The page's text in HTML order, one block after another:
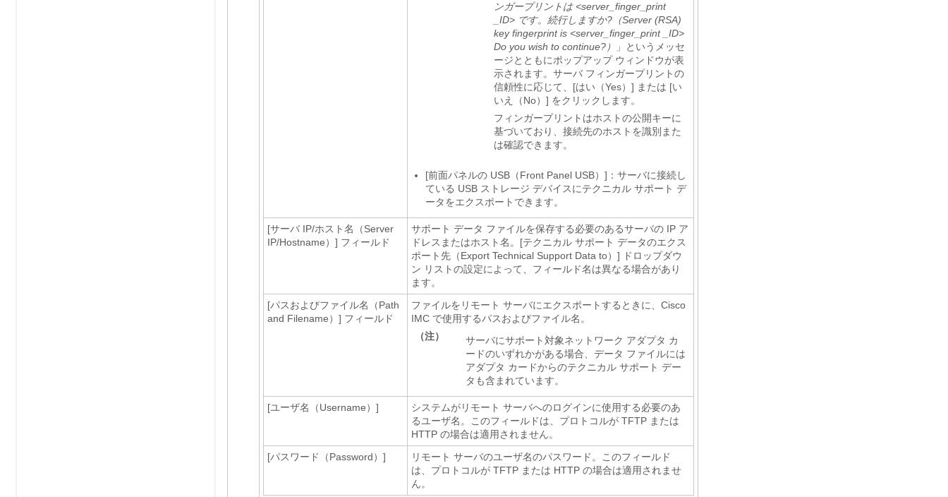
ンガープリントは <server_finger_print
_ID> です。続行しますか?（Server (RSA)
key fingerprint is <server_finger_print _ID>
Do you wish to continue?）
」というメッセ
ージとともにポップアップ ウィンドウが表
示されます。サーバ フィンガープリントの
信頼性に応じて、[はい（Yes）] または [い
いえ（No）] をクリックします。
フィンガープリントはホストの公開キーに
基づいており、接続先のホストを識別また
は確認できます。
[前面パネルの USB（Front Panel USB）]：サーバに接続し
ている USB ストレージ デバイスにテクニカル サポート デ
ータをエクスポートできます。
[サーバ IP/ホスト名（Server
IP/Hostname）] フィールド
サポート データ ファイルを保存する必要のあるサーバの IP ア
ドレスまたはホスト名。[テクニカル サポート データのエクス
ポート先（Export Technical Support Data to）]
ドロップダウ
ン リストの設定によって、フィールド名は異なる場合があり
ます。
[パスおよびファイル名（Path
and Filename）] フィールド
ファイルをリモート サーバにエクスポートするときに、 Cisco
IMC で使用するパスおよびファイル名。
（注）
サーバにサポート対象ネットワーク アダプタ カ
ードのいずれかがある場合、データ ファイルには
アダプタ カードからのテクニカル サポート デー
タも含まれています。
[ユーザ名（Username）]
システムがリモート サーバへのログインに使用する必要のあ
るユーザ名。このフィールドは、プロトコルが TFTP または
HTTP の場合は適用されません。
[パスワード（Password）]
リモート サーバのユーザ名のパスワード。このフィールド
は、プロトコルが TFTP または HTTP の場合は適用されませ
ん。